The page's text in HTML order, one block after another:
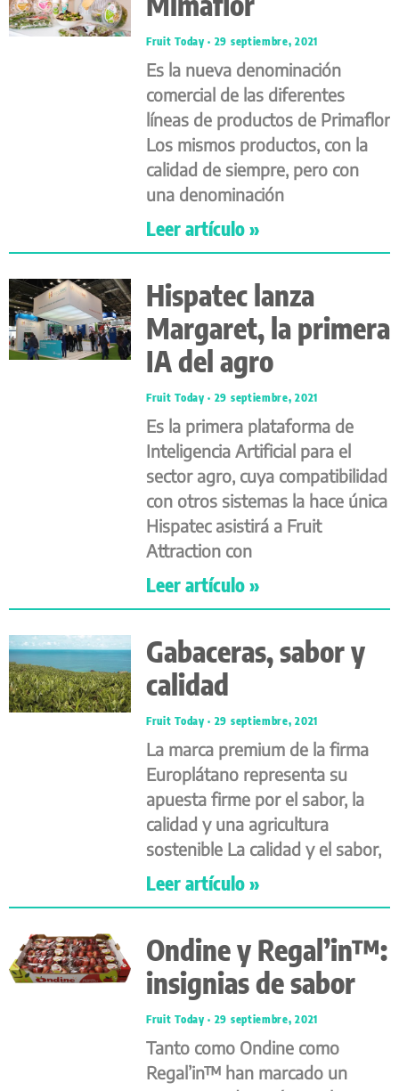
Fruit Today 29 septiembre, 2021
Es la nueva denominación
comercial de las diferentes
líneas de productos de Primaflor
Los mismos productos, con la
calidad de siempre, pero con
una denominación
Leer artículo »
Hispatec lanza
Margaret, la primera
IA del agro
Fruit Today 29 septiembre, 2021
Es la primera plataforma de
Inteligencia Artificial para el
sector agro, cuya compatibilidad
con otros sistemas la hace única
Hispatec asistirá a Fruit
Attraction con
Leer artículo »
Gabaceras, sabor y
calidad
Fruit Today 29 septiembre, 2021
La marca premium de la firma
Europlátano representa su
apuesta firme por el sabor, la
calidad y una agricultura
sostenible La calidad y el sabor,
Leer artículo »
Ondine y Regal’in™:
insignias de sabor
Fruit Today 29 septiembre, 2021
Tanto como Ondine como
Regal’in™ han marcado un